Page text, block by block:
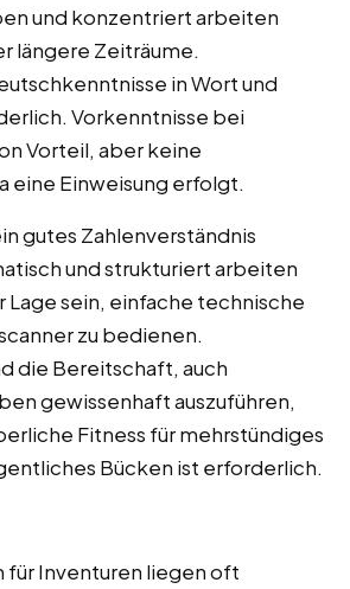
und konzentriert arbeiten
längere Zeiträume.
in Wort und
Vorkenntnisse bei
Vorteil, aber keine
eine Einweisung erfolgt.
gutes Zahlenverständnis
und strukturiert arbeiten
Lage sein, einfache technische
zu bedienen.
die Bereitschaft, auch
gewissenhaft auszuführen,
Fitness für mehrstündiges
Bücken ist erforderlich.
für Inventuren liegen oft